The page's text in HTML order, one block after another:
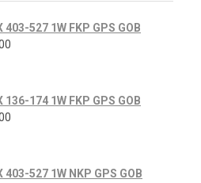
403-527 1W FKP GPS GOB
136-174 1W FKP GPS GOB
403-527 1W NKP GPS GOB